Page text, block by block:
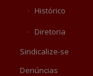
Histórico
Diretoria
Sindicalize-se
Denúncias